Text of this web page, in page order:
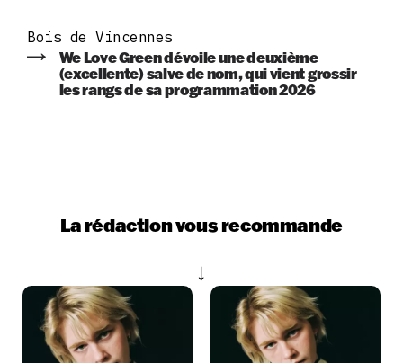
Bois de Vincennes
We Love Green dévoile une deuxième
(excellente) salve de nom, qui vient grossir
les rangs de sa programmation 2026
La rédaction vous recommande